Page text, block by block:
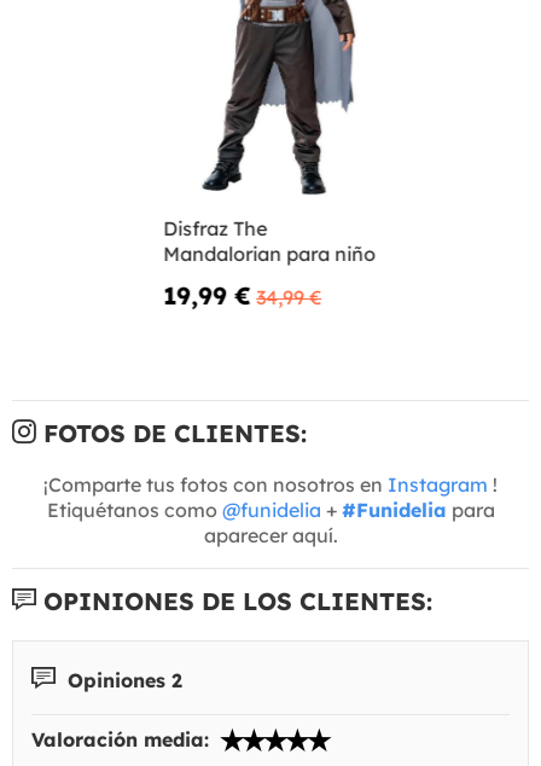
Disfraz The
Mandalorian para niño
19,99 € 34,99 €
FOTOS DE CLIENTES:
¡Comparte tus fotos con nosotros en Instagram !
Etiquétanos como @funidelia + #Funidelia para
aparecer aquí.
OPINIONES DE LOS CLIENTES:
Opiniones 2
Valoración media: